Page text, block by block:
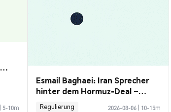
5-10m
Esmail Baghaei: Iran Sprecher
hinter dem Hormuz-Deal –
Profile Guide
Regulierung 2026-08-06 10-15m